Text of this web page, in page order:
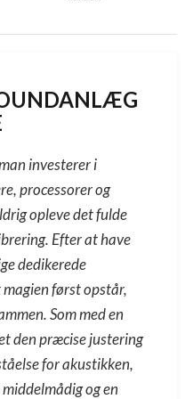
investerer i
processorer og
opleve det fulde
Efter at have
dedikerede
først opstår,
Som med en
den præcise justering
for akustikken,
og en